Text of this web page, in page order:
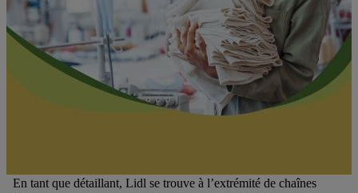
En tant que détaillant, Lidl se trouve à l’extrémité de chaînes